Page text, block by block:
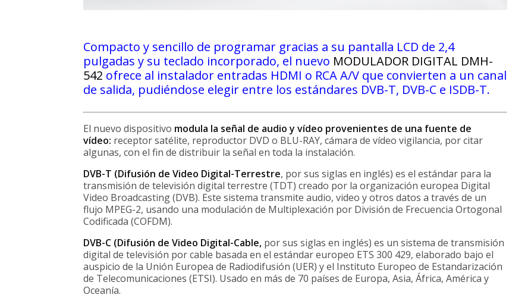
Compacto y sencillo de programar gracias a su pantalla LCD de 2,4
pulgadas y su teclado incorporado, el nuevo MODULADOR DIGITAL DMH-
542 ofrece al instalador entradas HDMI o RCA A/V que convierten a un canal
de salida, pudiéndose elegir entre los estándares DVB-T, DVB-C e ISDB-T.
El nuevo dispositivo modula la señal de audio y vídeo provenientes de una fuente de
vídeo: receptor satélite, reproductor DVD o BLU-RAY, cámara de vídeo vigilancia, por citar
algunas, con el fin de distribuir la señal en toda la instalación.
DVB-T (Difusión de Video Digital-Terrestre, por sus siglas en inglés) es el estándar para la
transmisión de televisión digital terrestre (TDT) creado por la organización europea Digital
Video Broadcasting (DVB). Este sistema transmite audio, video y otros datos a través de un
flujo MPEG-2, usando una modulación de Multiplexación por División de Frecuencia Ortogonal
Codificada (COFDM).
DVB-C (Difusión de Video Digital-Cable, por sus siglas en inglés) es un sistema de transmisión
digital de televisión por cable basada en el estándar europeo ETS 300 429, elaborado bajo el
auspicio de la Unión Europea de Radiodifusión (UER) y el Instituto Europeo de Estandarización
de Telecomunicaciones (ETSI). Usado en más de 70 países de Europa, Asia, África, América y
Oceanía.